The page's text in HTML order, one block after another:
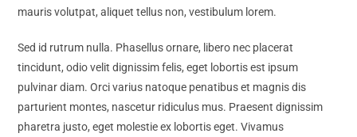
mauris volutpat, aliquet tellus non, vestibulum lorem.
Sed id rutrum nulla. Phasellus ornare, libero nec placerat
tincidunt, odio velit dignissim felis, eget lobortis est ipsum
pulvinar diam. Orci varius natoque penatibus et magnis dis
parturient montes, nascetur ridiculus mus. Praesent dignissim
pharetra justo, eget molestie ex lobortis eget. Vivamus